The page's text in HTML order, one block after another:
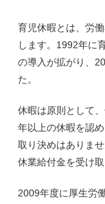
育児休暇とは、労
します。1992年に
の導入が拡がり、
た。
休暇は原則として
年以上の休暇を認
取り決めはありま
休業給付金を受け
2009年度に厚生労